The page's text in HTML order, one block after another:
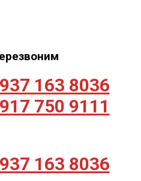
163 8036
750 9111
163 8036